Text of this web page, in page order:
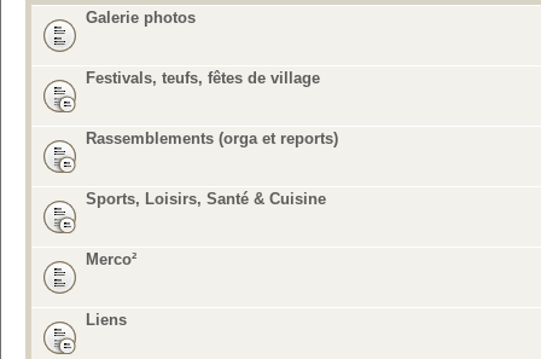
Galerie photos
Festivals, teufs, fêtes de village
Rassemblements (orga et reports)
Sports, Loisirs, Santé & Cuisine
Merco²
Liens